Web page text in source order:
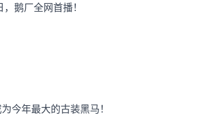
鹅厂全网首播！
今年最大的古装黑马！